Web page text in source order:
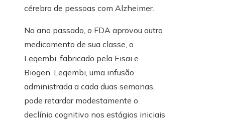
cérebro de pessoas com Alzheimer.
No ano passado, o FDA aprovou outro
medicamento de sua classe, o
Leqembi, fabricado pela Eisai e
Biogen. Leqembi, uma infusão
administrada a cada duas semanas,
pode retardar modestamente o
declínio cognitivo nos estágios iniciais